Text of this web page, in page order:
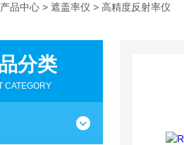
产品中心 > 遮盖率仪 > 高精度反射率仪
分类
CATEGORY